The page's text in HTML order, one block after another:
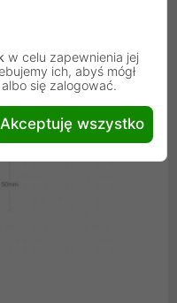
w celu zapewnienia jej
ich, abyś mógł
się zalogować.
Akceptuję wszystko